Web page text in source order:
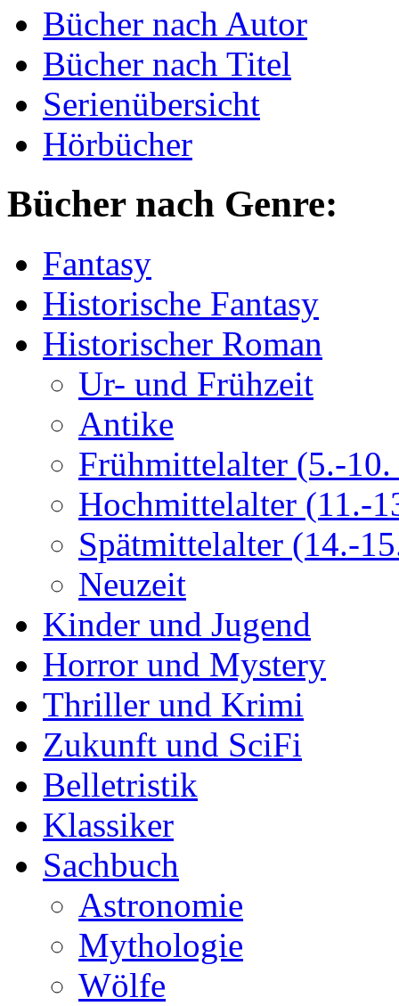
Bücher nach Autor
Bücher nach Titel
Serienübersicht
Hörbücher
Bücher nach Genre:
Fantasy
Historische Fantasy
Historischer Roman
Ur- und Frühzeit
Antike
Frühmittelalter (5.-10.
Hochmittelalter (11.-
Spätmittelalter (14.-
Neuzeit
Kinder und Jugend
Horror und Mystery
Thriller und Krimi
Zukunft und SciFi
Belletristik
Klassiker
Sachbuch
Astronomie
Mythologie
Wölfe